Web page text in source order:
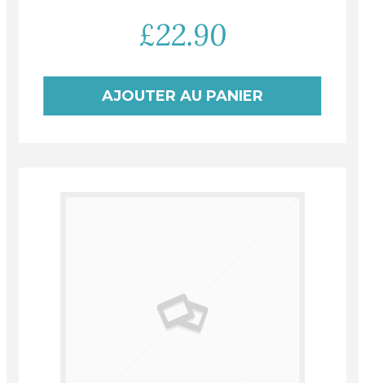
£22.90
AJOUTER AU PANIER